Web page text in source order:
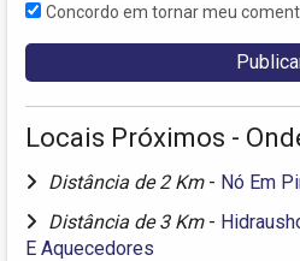
Concordo em tornar meu
Locais Próximos -
Distância de 2 Km - Nó Em
Distância de 3 Km -
E Aquecedores